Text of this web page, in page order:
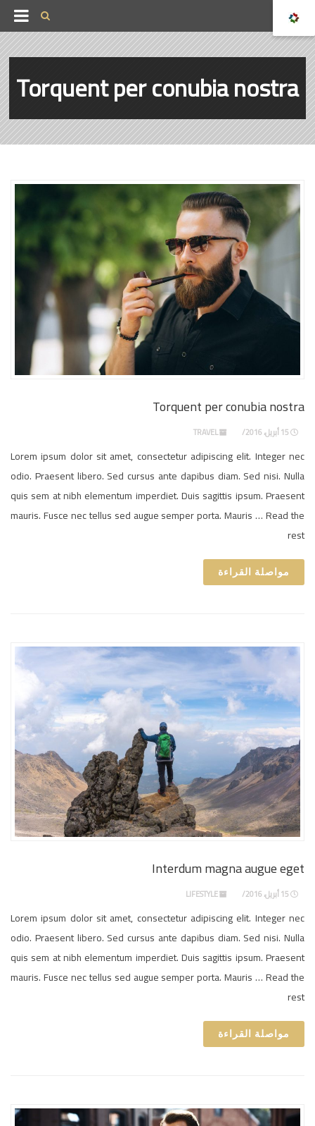
Torquent per conubia nostra
Torquent per conubia nostra
TRAVEL
Lorem ipsum dolor sit amet, consectetur adipiscing elit. Integer nec
odio. Praesent libero. Sed cursus ante dapibus diam. Sed nisi. Nulla
quis sem at nibh elementum imperdiet. Duis sagittis ipsum. Praesent
mauris. Fusce nec tellus sed augue semper porta. Mauris … Read the
rest
مواصلة القراءة
Interdum magna augue eget
LIFESTYLE
Lorem ipsum dolor sit amet, consectetur adipiscing elit. Integer nec
odio. Praesent libero. Sed cursus ante dapibus diam. Sed nisi. Nulla
quis sem at nibh elementum imperdiet. Duis sagittis ipsum. Praesent
mauris. Fusce nec tellus sed augue semper porta. Mauris … Read the
rest
مواصلة القراءة